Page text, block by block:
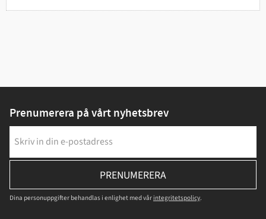
Prenumerera på vårt nyhetsbrev
PRENUMERERA
Dina personuppgifter behandlas i enlighet med vår integritetspolicy.